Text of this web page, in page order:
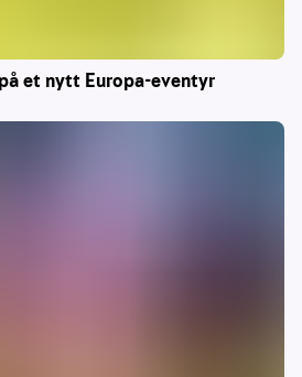
et nytt Europa-eventyr